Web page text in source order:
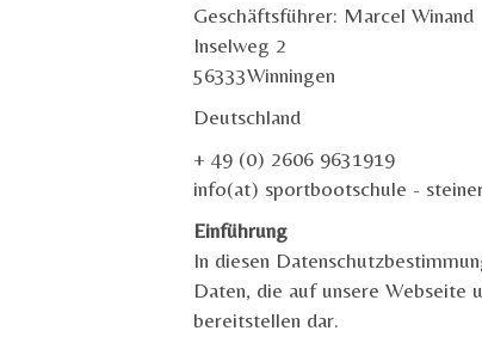
Geschäftsführer: Marcel Winand
Inselweg 2
56333Winningen
Deutschland
+ 49 (0) 2606 9631919
info(at) sportbootschule -
Einführung
In diesen
Daten, die auf unsere Webseite
bereitstellen dar.